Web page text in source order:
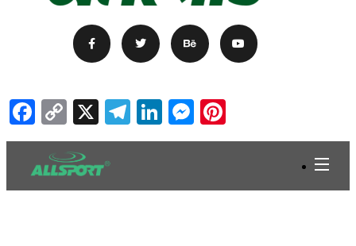
Facebook
Copy
Link
X Telegram
LinkedIn
Messenger